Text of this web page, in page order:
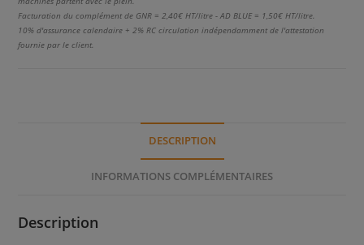
Facturation du complément de GNR = 2,40€ HT/litre - AD BLUE = 1,50€ HT/litre.
10% d'assurance calendaire + 2% RC circulation indépendamment de l'attestation
fournie par le client.
DESCRIPTION
INFORMATIONS COMPLÉMENTAIRES
Description